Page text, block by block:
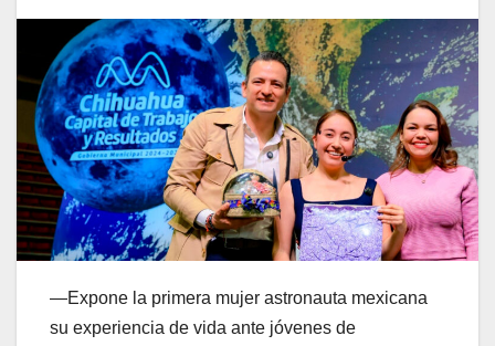
—Expone la primera mujer astronauta mexicana
su experiencia de vida ante jóvenes de